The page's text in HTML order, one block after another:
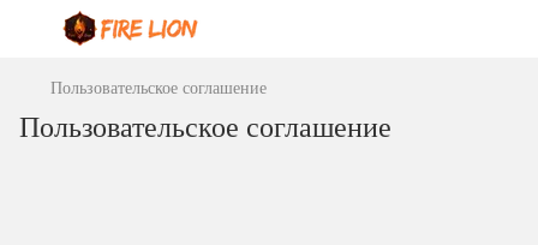
Пользовательское соглашение
Пользовательское соглашение